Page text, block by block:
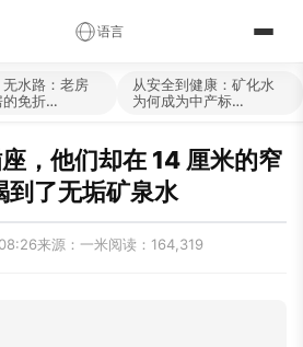
✕
English Русский
Italiano
Українська
Čeština Magyar
语言
水路：老房
的免折…
从安全到健康：矿化水
为何成为中产标…
，他们却在 14 厘米的窄
到了无垢矿泉水
来源：一米阅读：164,319